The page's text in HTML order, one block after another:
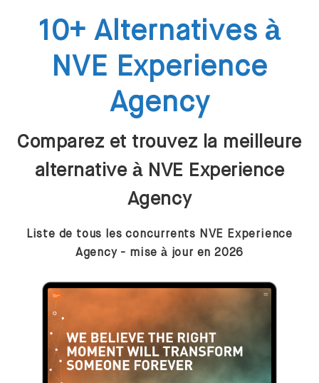
10+ Alternatives à
NVE Experience
Agency
Comparez et trouvez la meilleure
alternative à NVE Experience
Agency
Liste de tous les concurrents NVE Experience
Agency - mise à jour en 2026